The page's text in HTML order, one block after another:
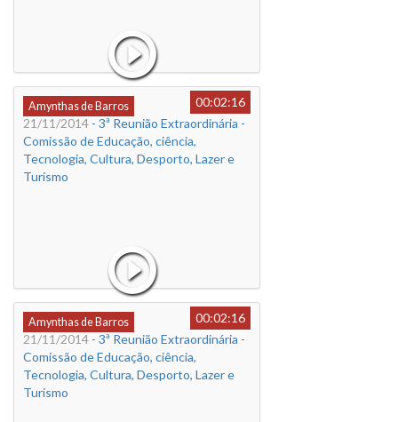
Amynthas de Barros
00:02:16
21/11/2014 - 3ª Reunião Extraordinária -
Comissão de Educação, ciência,
Tecnologia, Cultura, Desporto, Lazer e
Turismo
Amynthas de Barros
00:02:16
21/11/2014 - 3ª Reunião Extraordinária -
Comissão de Educação, ciência,
Tecnologia, Cultura, Desporto, Lazer e
Turismo